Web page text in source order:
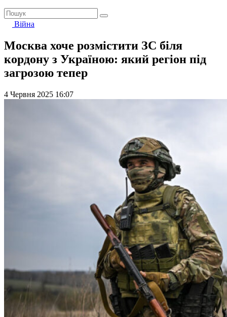
Війна
Москва хоче розмістити ЗС біля
кордону з Україною: який регіон під
загрозою тепер
4 Червня 2025 16:07